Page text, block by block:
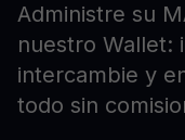
Administre su
nuestro Wallet:
intercambie y
todo sin